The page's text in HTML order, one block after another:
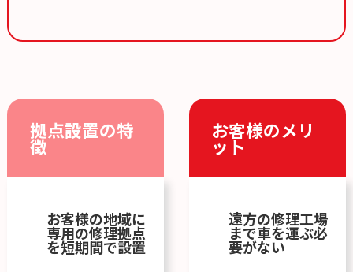
拠点設置の特
徴
お客様の地域に
専用の修理拠点
を短期間で設置
お客様のメリ
ット
遠方の修理工場
まで車を運ぶ必
要がない